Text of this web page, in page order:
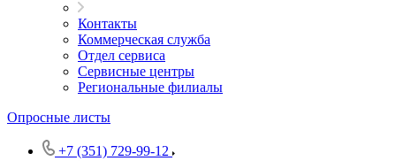
Контакты
Коммерческая служба
Отдел сервиса
Сервисные центры
Региональные филиалы
Опросные листы
+7 (351) 729-99-12